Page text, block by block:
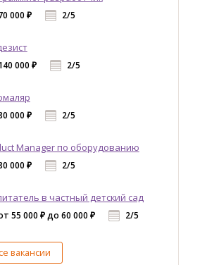
000 ₽ 2/5
000 ₽ 2/5
000 ₽ 2/5
Manager по оборудованию
000 ₽ 2/5
в частный детский сад
55 000 ₽ до 60 000 ₽ 2/5
вакансии